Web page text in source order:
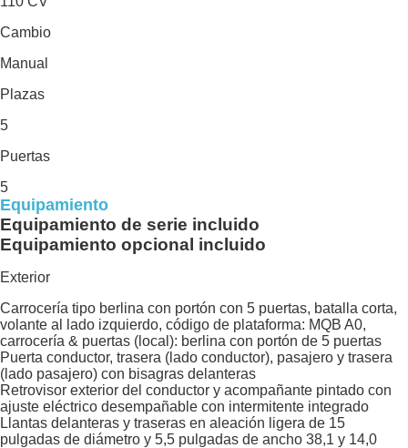
Cambio
Manual
Plazas
5
Puertas
5
Equipamiento
Equipamiento de serie incluido
Equipamiento opcional incluido
Exterior
Carrocería tipo berlina con portón con 5 puertas, batalla corta,
volante al lado izquierdo, código de plataforma: MQB A0,
carrocería & puertas (local): berlina con portón de 5 puertas
Puerta conductor, trasera (lado conductor), pasajero y trasera
(lado pasajero) con bisagras delanteras
Retrovisor exterior del conductor y acompañante pintado con
ajuste eléctrico desempañable con intermitente integrado
Llantas delanteras y traseras en aleación ligera de 15
pulgadas de diámetro y 5,5 pulgadas de ancho 38,1 y 14,0